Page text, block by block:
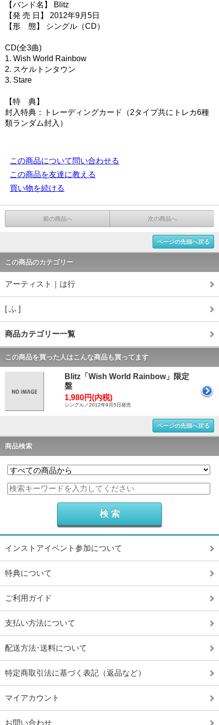
【バンド名】 Blitz
【発 売 日】 2012年9月5日
【形 態】 シングル（CD）
CD(全3曲)
1. Wish World Rainbow
2. スケルトンタウン
3. Stare
【特 典】
封入特典：トレーディングカード（2タイプ共にトレカ6種
類ランダム封入）
この商品について問い合わせる
この商品を友達に教える
買い物を続ける
前の商品へ 次の商品へ
ページの先頭へ戻る
この商品のカテゴリー
アーティスト｜は行
[ ふ ]
商品カテゴリー一覧
この商品を買った人はこんな商品も買ってます
Blitz「Wish World Rainbow」限定
盤
1,980円(内税)
シングル／2012年9月5日発売
ページの先頭へ戻る
商品検索
インストアイベント参加について
特典について
ご利用ガイド
支払い方法について
配送方法･送料について
特定商取引法に基づく表記（返品など）
マイアカウント
お問い合わせ